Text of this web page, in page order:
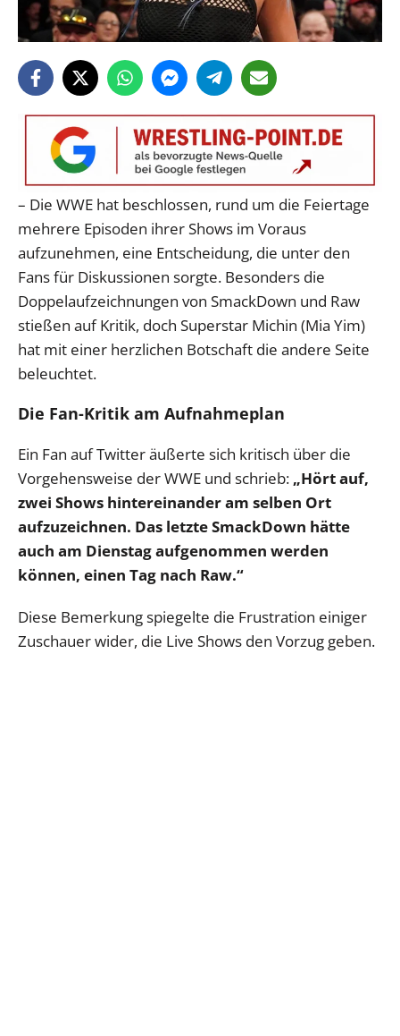
– Die WWE hat beschlossen, rund um die Feiertage
mehrere Episoden ihrer Shows im Voraus
aufzunehmen, eine Entscheidung, die unter den
Fans für Diskussionen sorgte. Besonders die
Doppelaufzeichnungen von SmackDown und Raw
stießen auf Kritik, doch Superstar Michin (Mia Yim)
hat mit einer herzlichen Botschaft die andere Seite
beleuchtet.
Die Fan-Kritik am Aufnahmeplan
Ein Fan auf Twitter äußerte sich kritisch über die
Vorgehensweise der WWE und schrieb: „Hört auf,
zwei Shows hintereinander am selben Ort
aufzuzeichnen. Das letzte SmackDown hätte
auch am Dienstag aufgenommen werden
können, einen Tag nach Raw.“
Diese Bemerkung spiegelte die Frustration einiger
Zuschauer wider, die Live Shows den Vorzug geben.